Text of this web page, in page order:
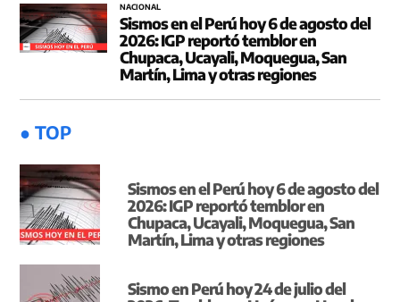
NACIONAL
Sismos en el Perú hoy 6 de agosto del
2026: IGP reportó temblor en
Chupaca, Ucayali, Moquegua, San
Martín, Lima y otras regiones
● TOP
Sismos en el Perú hoy 6 de agosto del
2026: IGP reportó temblor en
Chupaca, Ucayali, Moquegua, San
Martín, Lima y otras regiones
Sismo en Perú hoy 24 de julio del